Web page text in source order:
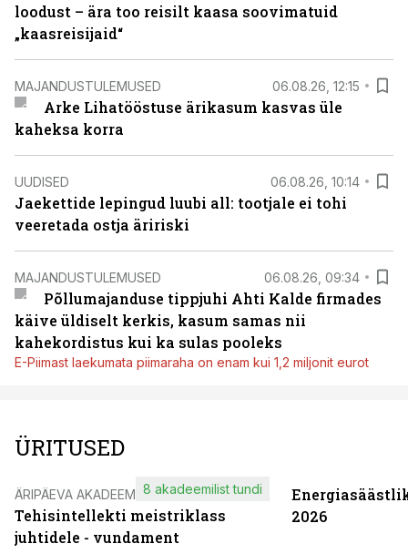
loodust – ära too reisilt kaasa soovimatuid
„kaasreisijaid“
MAJANDUSTULEMUSED 06.08.26, 12:15
Arke Lihatööstuse ärikasum kasvas üle
kaheksa korra
UUDISED 06.08.26, 10:14
Jaekettide lepingud luubi all: tootjale ei tohi
veeretada ostja äririski
MAJANDUSTULEMUSED 06.08.26, 09:34
Põllumajanduse tippjuhi Ahti Kalde firmades
käive üldiselt kerkis, kasum samas nii
kahekordistus kui ka sulas pooleks
E-Piimast laekumata piimaraha on enam kui 1,2 miljonit eurot
ÜRITUSED
ÄRIPÄEVA AKADEEMIA
Tehisintellekti meistriklass
juhtidele - vundament
8 akadeemilist tundi
2026